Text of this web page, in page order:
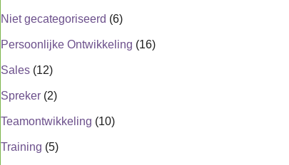
Niet gecategoriseerd (6)
Persoonlijke Ontwikkeling (16)
Sales(12)
Spreker(2)
Teamontwikkeling (10)
Training (5)